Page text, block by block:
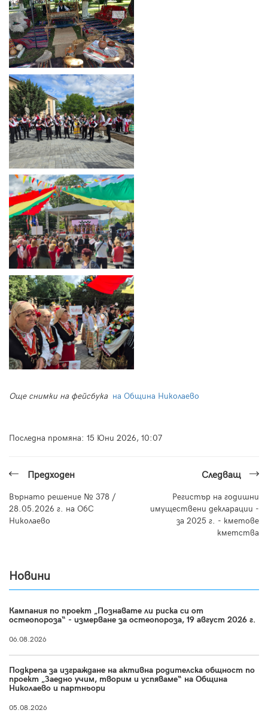
Още снимки на фейсбука на Община Николаево
Последна промяна: 15 Юни 2026, 10:07
Предходен
Върнато решение № 378 /
28.05.2026 г. на ОбС
Николаево
Следващ
Регистър на годишни
имуществени декларации -
за 2025 г. - кметове
кметства
Новини
Кампания по проект „Познавате ли риска си от
остеопороза“ - измерване за остеопороза, 19 август 2026 г.
06.08.2026
Подкрепа за изграждане на активна родителска общност по
проект „Заедно учим, творим и успяваме“ на Община
Николаево и партньори
05.08.2026